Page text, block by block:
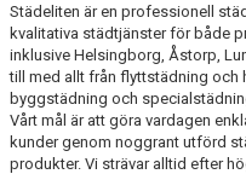
Städeliten är en professionell
kvalitativa städtjänsterför både
inklusive Helsingborg, Åstorp,
till med allt från flyttstädning och
byggstädning och
Vårt mål är att göra vardagen
kunder genom noggrant utförd
produkter. Vi strävar alltid efter